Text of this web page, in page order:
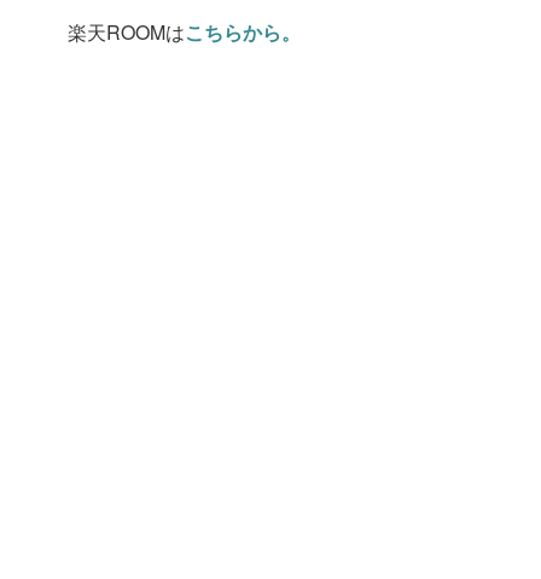
楽天ROOMはこちらから。